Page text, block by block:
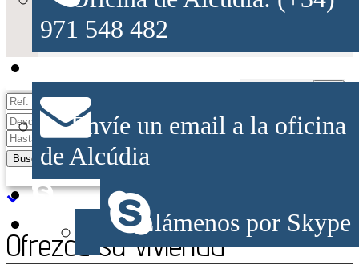
971 548 482
Envíe un email a la oficina
de Alcúdia
Llámenos por Skype
Buscar
Búsqueda avanzada
Ofrezca su vivienda